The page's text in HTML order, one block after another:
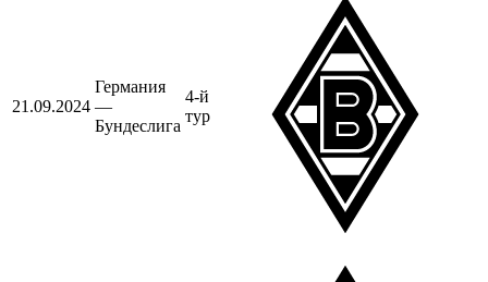
21.09.2024
Германия
—
Бундеслига
4-й
тур